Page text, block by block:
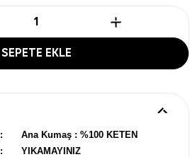
SEPETE EKLE
:
Ana Kumaş : %100 KETEN
:
YIKAMAYINIZ